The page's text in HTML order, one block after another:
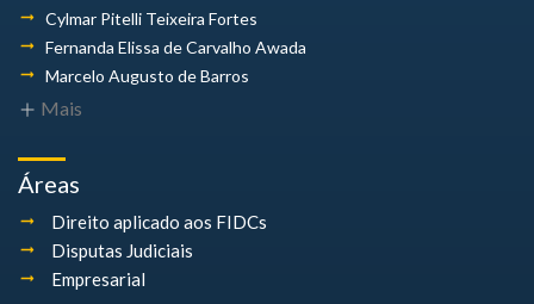
Cylmar Pitelli Teixeira Fortes
Fernanda Elissa de Carvalho Awada
Marcelo Augusto de Barros
Mais
Áreas
Direito aplicado aos FIDCs
Disputas Judiciais
Empresarial